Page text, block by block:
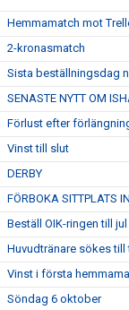
Hemmamatch mot
2-kronasmatch
Sista beställningsdag
SENASTE NYTT OM
Förlust efter
Vinst till slut
DERBY
FÖRBOKA SITTPLATS
Beställ OIK-ringen till jul
Huvudtränare sökes till
Vinst i första
Söndag 6 oktober